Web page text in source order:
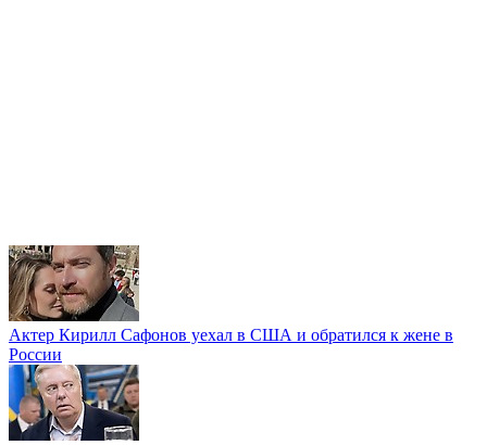
Актер Кирилл Сафонов уехал в США и обратился к жене в
России